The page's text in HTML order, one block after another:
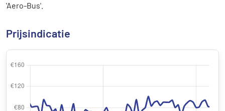
'Aero-Bus'.
Prijsindicatie